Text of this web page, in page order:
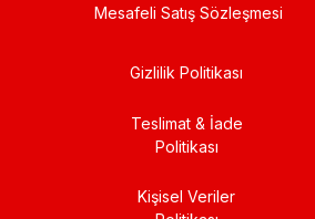
Mesafeli Satış Sözleşmesi
Gizlilik Politikası
Teslimat & İade
Politikası
Kişisel Veriler